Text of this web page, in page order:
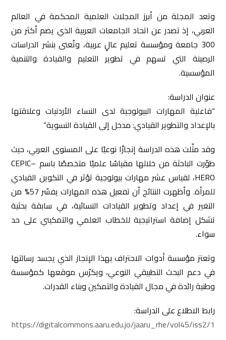
وتعد المجلة من أبرز المجلات العلمية المحكمة في العالم
العربي، إذ تصدر عن اتحاد الجامعات العربية الذي يضم أكثر من
300 جامعة ومؤسسة تعليم عالٍ عربية، وتُعنى بنشر الدراسات
الرصينة التي تسهم في تطوير التعليم والقيادة والتنمية
المؤسسية.
عنوان الدراسة:
“فاعلية المهارات البيولوجية لدى النساء الأردنيات وعلاقتها
بالإعداد والتطوير القيادي: مدخل إلى القيادة النسوية”
وقد مثّلت هذه الدراسة إنجازًا نوعيًا على المستوى العربي، حيث
طوّرت الباحثة من خلالها مقياسًا علميًا متخصصًا باسم CEPIC–
HERO، لقياس عشر مهارات بيولوجية تؤثر في التكوين القيادي
للمرأة. وأظهرت النتائج أن تفعيل هذه المهارات يفسّر 57% من
التغير في إعداد وتطوير القيادات النسائية، في سابقة بحثية
تشكل إضافة استراتيجية للخطاب العلمي والتمكيني على حد
سواء.
وتعتز مؤسسة أدوات الاحتراف بهذا الإنجاز الذي يجسد رسالتها
في دعم البحث التطبيقي النوعي، ويكرّس موقعها كمؤسسة
وطنية رائدة في مجال القيادة والتمكين وبناء القدرات.
رابط الاطلاع على الدراسة:
https://digitalcommons.aaru.edu.jo/jaaru_rhe/vol45/iss2/1